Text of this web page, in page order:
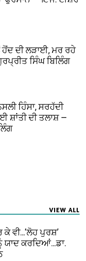
ਦੀ ਲੜਾਈ, ਮਰ ਰਹੇ
ਸਿੰਘ ਬਿਲਿੰਗ
ਹਿੰਸਾ, ਸਰਹੱਦੀ
ਦੀ ਤਲਾਸ਼ —
VIEW ALL
ਵੀ…‘ਲੋਹ ਪੁਰਸ਼’
ਕਰਦਿਆਂ…ਡਾ.